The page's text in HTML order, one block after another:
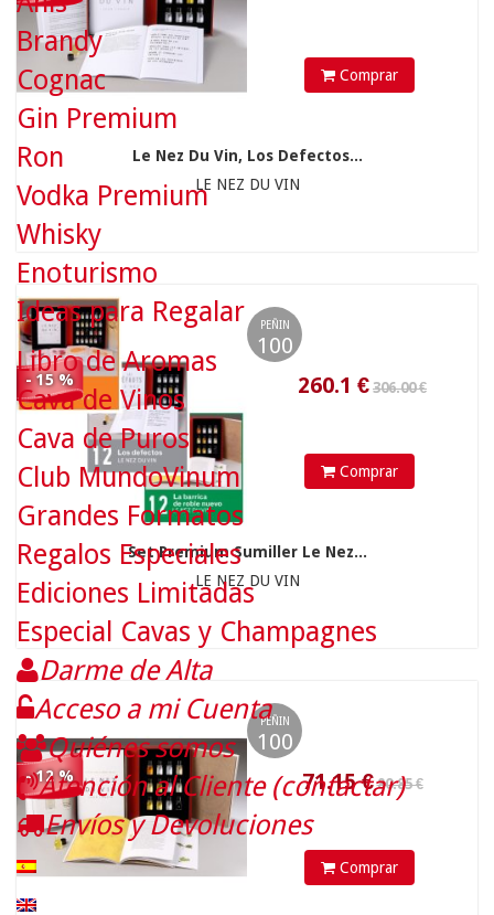
Comprar
Le Nez Du Vin, Los Defectos...
LE NEZ DU VIN
- 15 %
PEÑIN
100
€
Comprar
Set Premium Sumiller Le Nez...
LE NEZ DU VIN
- 12 %
PEÑIN
100
Comprar
71.15€
162.00 €
Brandy
Cognac
Gin Premium
Ron
Vodka Premium
Whisky
Enoturismo
Ideas para Regalar
Libro de Aromas
Cava de Vinos
Cava de Puros
Club MundoVinum
Grandes Formatos
Regalos Especiales
Ediciones Limitadas
Especial Cavas y Champagnes
Darme de Alta
Acceso a mi Cuenta
Quiénes somos
Atención al Cliente (contactar)
Envíos y Devoluciones